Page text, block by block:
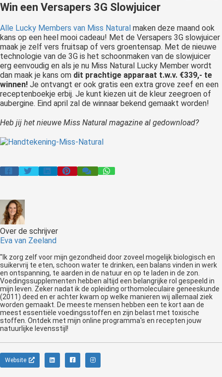
Win een Versapers 3G Slowjuicer
Alle Lucky Members van Miss Natural maken deze maand ook
kans op een heel mooi cadeau! Met de Versapers 3G slowjuicer
maak je zelf vers fruitsap of vers groentensap. Met de nieuwe
technologie van de 3G is het schoonmaken van de slowjuicer
erg eenvoudig en als je nu Miss Natural Lucky Member wordt
dan maak je kans om dit prachtige apparaat t.w.v. €339,- te
winnen! Je ontvangt er ook gratis een extra grove zeef en een
receptenboekje erbij. Je kunt kiezen uit de kleur zeegroen of
aubergine. Eind april zal de winnaar bekend gemaakt worden!
Heb jij het nieuwe Miss Natural magazine al gedownload?
Over de schrijver
Eva van Zeeland
"Ik zorg zelf voor mijn gezondheid door zoveel mogelijk biologisch en
suikervrij te eten, schoon water te drinken, een balans vinden in werk
en ontspanning, te aarden in de natuur en op te laden in de zon.
Voedingssupplementen hebben altijd een belangrijke rol gespeeld in
mijn leven. Zeker nadat ik de opleiding orthomoleculaire geneeskunde
(2011) deed en er achter kwam op welke manieren wij allemaal ziek
worden gemaakt. De meeste mensen hebben een te kort aan de
meest essentiële voedingsstoffen en zijn belast met toxische
stoffen. Ontdek met mijn online programma's en recepten jouw
natuurlijke levensstijl!
Website